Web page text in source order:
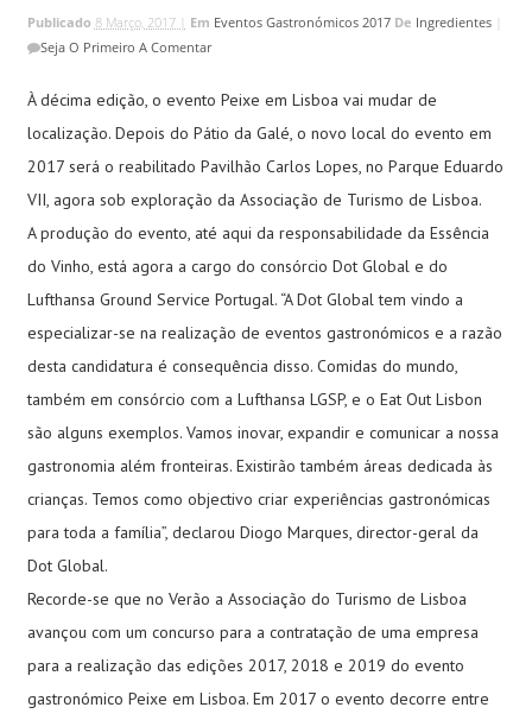
Publicado 8 Março, 2017 | Em Eventos Gastronómicos 2017 De Ingredientes|
Seja O Primeiro A Comentar
À décima edição, o evento Peixe em Lisboa vai mudar de
localização. Depois do Pátio da Galé, o novo local do evento em
2017 será o reabilitado Pavilhão Carlos Lopes, no Parque Eduardo
VII, agora sob exploração da Associação de Turismo de Lisboa.
A produção do evento, até aqui da responsabilidade da Essência
do Vinho, está agora a cargo do consórcio Dot Global e do
Lufthansa Ground Service Portugal. “A Dot Global tem vindo a
especializar-se na realização de eventos gastronómicos e a razão
desta candidatura é consequência disso. Comidas do mundo,
também em consórcio com a Lufthansa LGSP, e o Eat Out Lisbon
são alguns exemplos. Vamos inovar, expandir e comunicar a nossa
gastronomia além fronteiras. Existirão também áreas dedicada às
crianças. Temos como objectivo criar experiências gastronómicas
para toda a família”, declarou Diogo Marques, director-geral da
Dot Global.
Recorde-se que no Verão a Associação do Turismo de Lisboa
avançou com um concurso para a contratação de uma empresa
para a realização das edições 2017, 2018 e 2019 do evento
gastronómico Peixe em Lisboa. Em 2017 o evento decorre entre